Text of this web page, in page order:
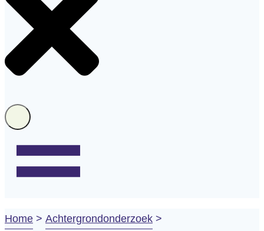
Home > Achtergrondonderzoek >